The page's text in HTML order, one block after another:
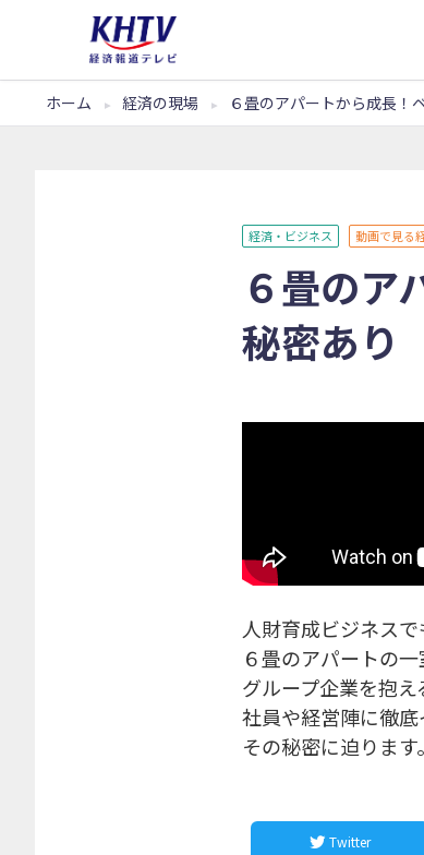
ホーム 経済の現場 ６畳のアパートから成長！
経済・ビジネス 動画で見る
６畳のア
秘密あり
人財育成ビジネスで
６畳のアパートの
グループ企業を抱
社員や経営陣に徹底
その秘密に迫ります。
Twitter